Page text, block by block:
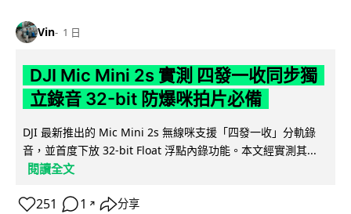
Vin 1 日
DJI Mic Mini 2s 實測 四發一收同步獨
立錄音 32-bit 防爆咪拍片必備
DJI 最新推出的 Mic Mini 2s 無線咪支援「四發一收」分軌錄
音，並首度下放 32-bit Float 浮點內錄功能。本文經實測其...
閱讀全文
251 1 ↗ 分享